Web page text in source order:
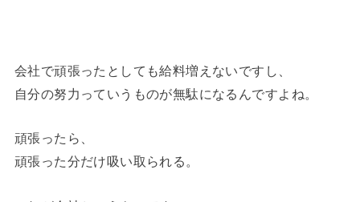
会社で頑張ったとしても給料増えないですし、
自分の努力っていうものが無駄になるんですよね。
頑張ったら、
頑張った分だけ吸い取られる。